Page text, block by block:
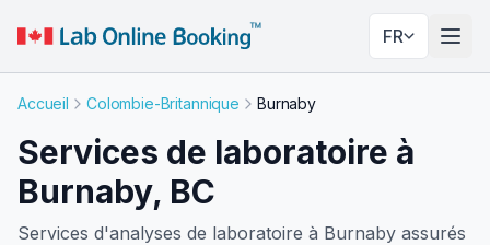
FR
Accueil Colombie-Britannique Burnaby
Services de laboratoire à
Burnaby, BC
Services d'analyses de laboratoire à Burnaby assurés